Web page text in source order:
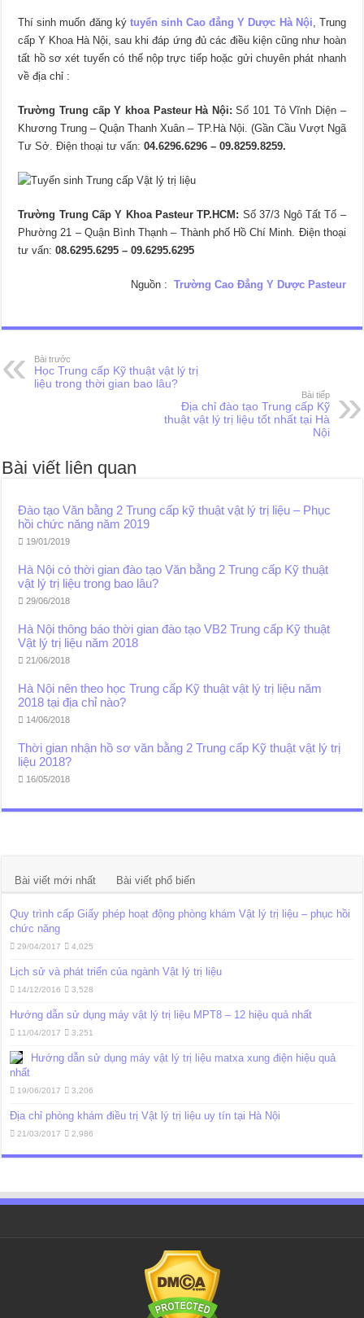
Thí sinh muốn đăng ký tuyển sinh Cao đẳng Y Dược Hà Nội, Trung
cấp Y Khoa Hà Nội, sau khi đáp ứng đủ các điều kiện cũng như hoàn
tất hồ sơ xét tuyển có thể nộp trực tiếp hoặc gửi chuyên phát nhanh
về địa chỉ :
Trường Trung cấp Y khoa Pasteur Hà Nội: Số 101 Tô Vĩnh Diện –
Khương Trung – Quận Thanh Xuân – TP.Hà Nội. (Gần Cầu Vượt Ngã
Tư Sở. Điện thoại tư vấn:04.6296.6296 – 09.8259.8259.
Trường Trung Cấp Y Khoa Pasteur TP.HCM: Số 37/3 Ngô Tất Tố –
Phường 21 – Quận Bình Thạnh – Thành phố Hồ Chí Minh. Điện thoại
tư vấn:08.6295.6295 – 09.6295.6295
Nguồn : Trường Cao Đẳng Y Dược Pasteur
Bài trước
Học Trung cấp Kỹ thuật vật lý trị
liệu trong thời gian bao lâu?
Bài tiếp
Địa chỉ đào tạo Trung cấp Kỹ
thuật vật lý trị liệu tốt nhất tại Hà
Nội
Bài viết liên quan
Đào tạo Văn bằng 2 Trung cấp kỹ thuật vật lý trị liệu – Phục
hồi chức năng năm 2019
19/01/2019
Hà Nội có thời gian đào tạo Văn bằng 2 Trung cấp Kỹ thuật
vật lý trị liệu trong bao lâu?
29/06/2018
Hà Nội thông báo thời gian đào tạo VB2 Trung cấp Kỹ thuật
Vật lý trị liệu năm 2018
21/06/2018
Hà Nội nên theo học Trung cấp Kỹ thuật vật lý trị liệu năm
2018 tại địa chỉ nào?
14/06/2018
Thời gian nhận hồ sơ văn bằng 2 Trung cấp Kỹ thuật vật lý trị
liệu 2018?
16/05/2018
Bài viết mới nhất Bài viết phổ biến
Quy trình cấp Giấy phép hoạt động phòng khám Vật lý trị liệu – phục hồi
chức năng
29/04/2017 4,025
Lịch sử và phát triển của ngành Vật lý trị liệu
14/12/2016 3,528
Hướng dẫn sử dụng máy vật lý trị liệu MPT8 – 12 hiệu quả nhất
11/04/2017 3,251
Hướng dẫn sử dụng máy vật lý trị liệu matxa xung điện hiệu quả
nhất
19/06/2017 3,206
Địa chỉ phòng khám điều trị Vật lý trị liệu uy tín tại Hà Nội
21/03/2017 2,986